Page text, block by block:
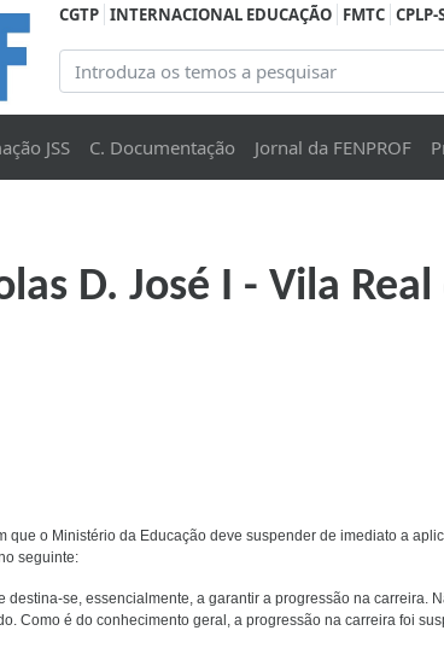
CGTP INTERNACIONAL EDUCAÇÃO FMTC CPLP-
JSS C. Documentação Jornal da FENPROF
D. José I - Vila
o Ministério da Educação deve suspender de imediato a
seguinte:
se, essencialmente, a garantir a progressão na carreira.
Como é do conhecimento geral, a progressão na carreira foi